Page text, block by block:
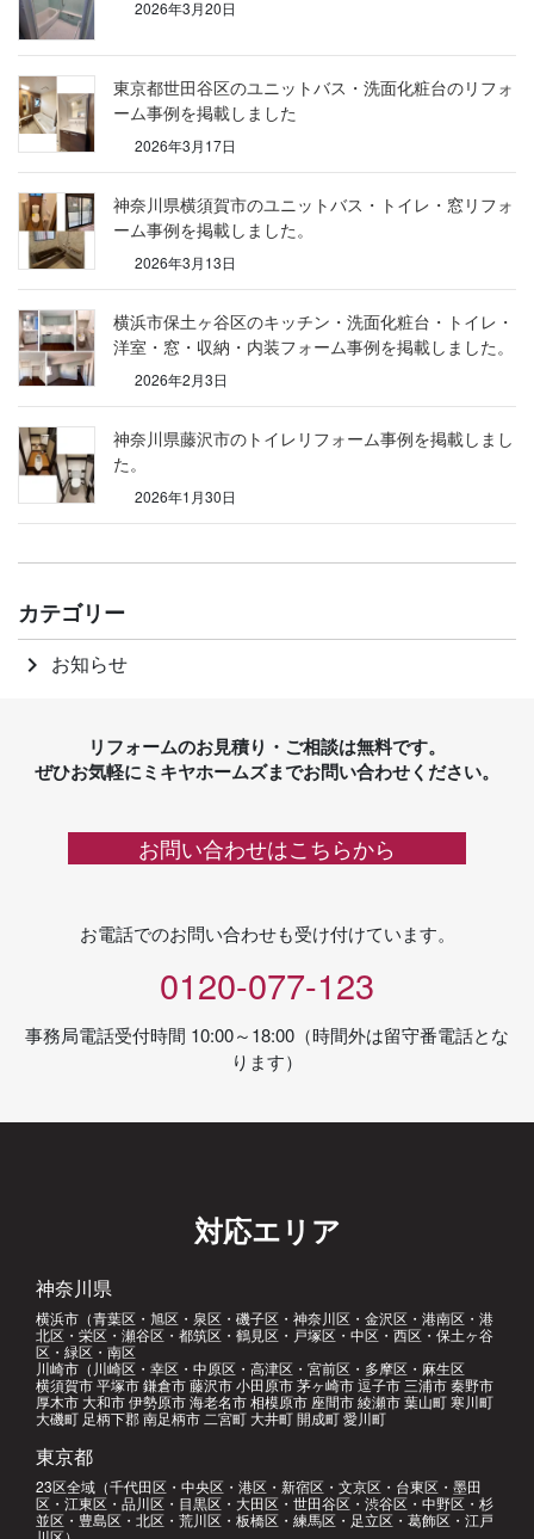
2026年3月20日
東京都世田谷区のユニットバス・洗面化粧台のリフォ
ーム事例を掲載しました
2026年3月17日
神奈川県横須賀市のユニットバス・トイレ・窓リフォ
ーム事例を掲載しました。
2026年3月13日
横浜市保土ヶ谷区のキッチン・洗面化粧台・トイレ・
洋室・窓・収納・内装フォーム事例を掲載しました。
2026年2月3日
神奈川県藤沢市のトイレリフォーム事例を掲載しまし
た。
2026年1月30日
カテゴリー
keyboard_arrow_right お知らせ
リフォームのお見積り・ご相談は無料です。
ぜひお気軽にミキヤホームズまでお問い合わせください。
お問い合わせはこちらから
お電話でのお問い合わせも受け付けています。
0120-077-123
事務局電話受付時間 10:00～18:00（時間外は留守番電話とな
ります）
対応エリア
神奈川県
横浜市（青葉区・旭区・泉区・磯子区・神奈川区・金沢区・港南区・港
北区・栄区・瀬谷区・都筑区・鶴見区・戸塚区・中区・西区・保土ヶ谷
区・緑区・南区
川崎市（川崎区・幸区・中原区・高津区・宮前区・多摩区・麻生区
横須賀市 平塚市 鎌倉市 藤沢市 小田原市 茅ヶ崎市 逗子市 三浦市 秦野市
厚木市 大和市 伊勢原市 海老名市 相模原市 座間市 綾瀬市 葉山町 寒川町
大磯町 足柄下郡 南足柄市 二宮町 大井町 開成町 愛川町
東京都
23区全域（千代田区・中央区・港区・新宿区・文京区・台東区・墨田
区・江東区・品川区・目黒区・大田区・世田谷区・渋谷区・中野区・杉
並区・豊島区・北区・荒川区・板橋区・練馬区・足立区・葛飾区・江戸